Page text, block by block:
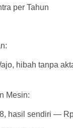
per Tahun
hibah tanpa
Mesin:
hasil sendiri —